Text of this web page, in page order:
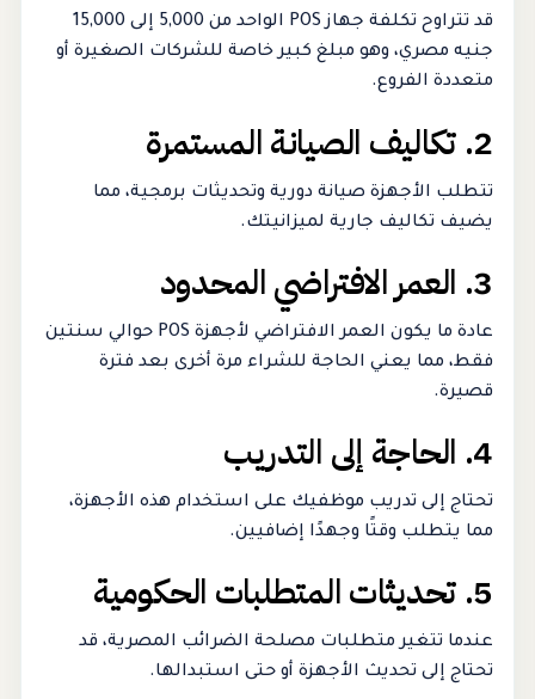
قد تتراوح تكلفة جهاز POS الواحد من 5,000 إلى 15,000
جنيه مصري، وهو مبلغ كبير خاصة للشركات الصغيرة أو
متعددة الفروع.
2. تكاليف الصيانة المستمرة
تتطلب الأجهزة صيانة دورية وتحديثات برمجية، مما
يضيف تكاليف جارية لميزانيتك.
3. العمر الافتراضي المحدود
عادة ما يكون العمر الافتراضي لأجهزة POS حوالي سنتين
فقط، مما يعني الحاجة للشراء مرة أخرى بعد فترة
قصيرة.
4. الحاجة إلى التدريب
تحتاج إلى تدريب موظفيك على استخدام هذه الأجهزة،
مما يتطلب وقتًا وجهدًا إضافيين.
5. تحديثات المتطلبات الحكومية
عندما تتغير متطلبات مصلحة الضرائب المصرية، قد
تحتاج إلى تحديث الأجهزة أو حتى استبدالها.